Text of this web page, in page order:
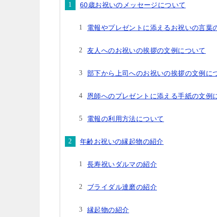
60歳お祝いのメッセージについて
電報やプレゼントに添えるお祝いの言葉
友人へのお祝いの挨拶の文例について
部下から上司へのお祝いの挨拶の文例に
恩師へのプレゼントに添える手紙の文例
電報の利用方法について
年齢お祝いの縁起物の紹介
長寿祝いダルマの紹介
ブライダル達磨の紹介
縁起物の紹介